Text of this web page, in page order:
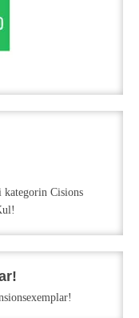
kategorin Cisions